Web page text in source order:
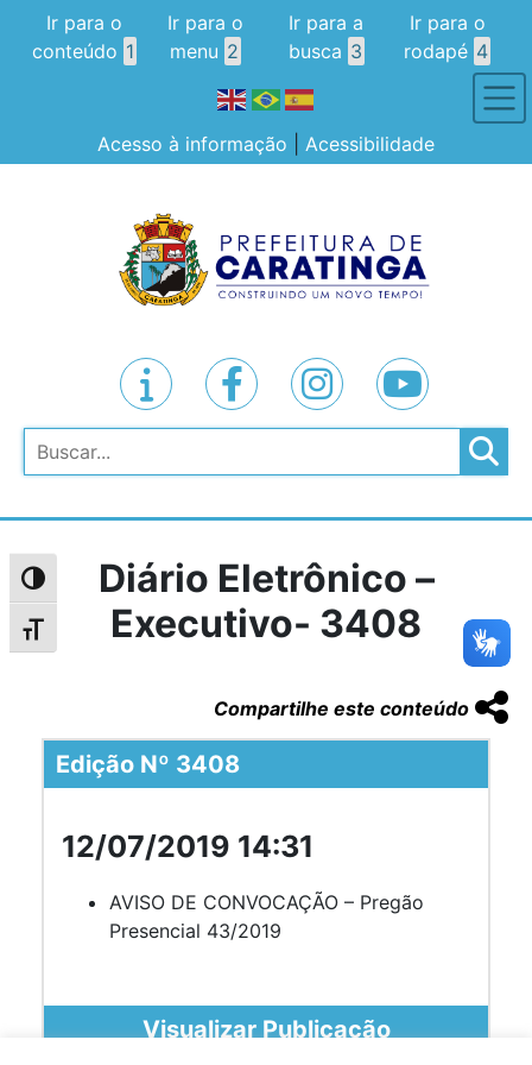
Alternar alto contraste
Alternar tamanho da fonte
Ir para o
conteúdo 1
Ir para o
menu 2
Ir para a
busca 3
Ir para o
rodapé 4
Acesso à informação Acessibilidade
Pesquisar
Diário Eletrônico –
Executivo- 3408
Compartilhe este conteúdo
Edição Nº 3408
12/07/2019 14:31
AVISO DE CONVOCAÇÃO – Pregão
Presencial 43/2019
Visualizar Publicação